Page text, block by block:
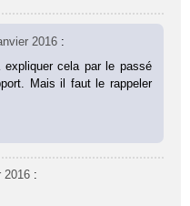
2016 :
cela par le passé
Mais il faut le rappeler
2016 :